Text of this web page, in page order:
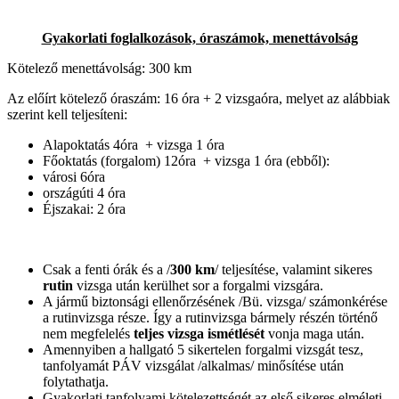
Gyakorlati foglalkozások, óraszámok, menettávolság
Kötelező menettávolság: 300 km
Az előírt kötelező óraszám: 16 óra + 2 vizsgaóra, melyet az alábbiak
szerint kell teljesíteni:
Alapoktatás 4óra + vizsga 1 óra
Főoktatás (forgalom) 12óra + vizsga 1 óra (ebből):
városi 6óra
országúti 4 óra
Éjszakai: 2 óra
Csak a fenti órák és a /300 km/ teljesítése, valamint sikeres
rutin vizsga után kerülhet sor a forgalmi vizsgára.
A jármű biztonsági ellenőrzésének /Bü. vizsga/ számonkérése
a rutinvizsga része. Így a rutinvizsga bármely részén történő
nem megfelelés teljes vizsga ismétlését vonja maga után.
Amennyiben a hallgató 5 sikertelen forgalmi vizsgát tesz,
tanfolyamát PÁV vizsgálat /alkalmas/ minősítése után
folytathatja.